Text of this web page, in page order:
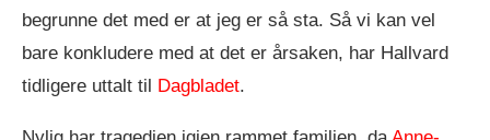
begrunne det med er at jeg er så sta. Så vi kan vel
bare konkludere med at det er årsaken, har Hallvard
tidligere uttalt til
Dagbladet.